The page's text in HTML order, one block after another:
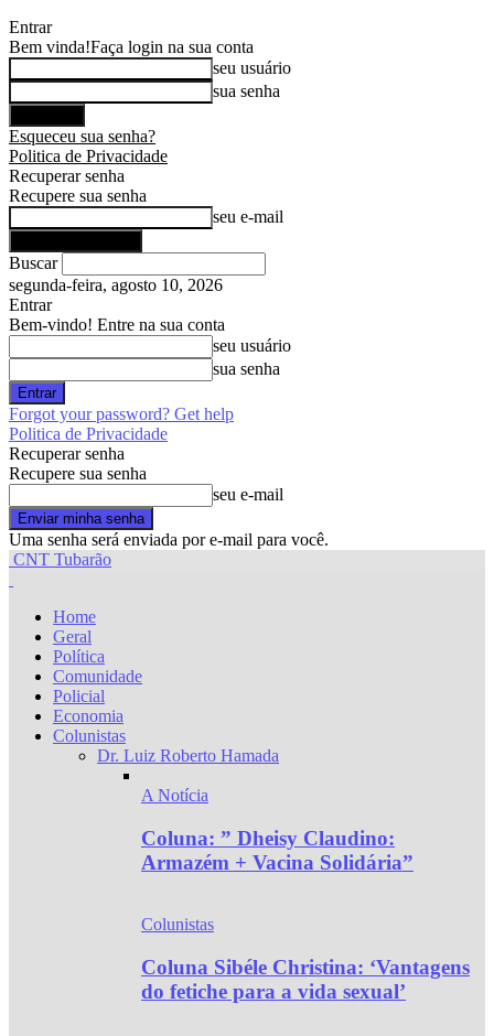
Entrar
Bem vinda!Faça login na sua conta
seu usuário
sua senha
Esqueceu sua senha?
Politica de Privacidade
Recuperar senha
Recupere sua senha
seu e-mail
Buscar
segunda-feira, agosto 10, 2026
Entrar
Bem-vindo! Entre na sua conta
seu usuário
sua senha
Forgot your password? Get help
Politica de Privacidade
Recuperar senha
Recupere sua senha
seu e-mail
Uma senha será enviada por e-mail para você.
CNT Tubarão
Home
Geral
Política
Comunidade
Policial
Economia
Colunistas
Dr. Luiz Roberto Hamada
A Notícia
Coluna: ” Dheisy Claudino:
Armazém + Vacina Solidária”
Colunistas
Coluna Sibéle Christina: ‘Vantagens
do fetiche para a vida sexual’